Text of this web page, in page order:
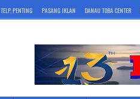
TELP, PENTING PASANG IKLAN DANAU TOBA CENTER